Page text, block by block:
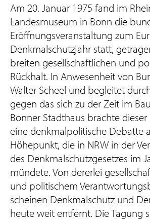
Am 20. Januar 1975 fand im
Landesmuseum in Bonn die
Eröffnungsveranstaltung zum
Denkmalschutzjahr statt,
breiten gesellschaftlichen und
Rückhalt. In Anwesenheit von
Walter Scheel und begleitet
gegen das sich zu der Zeit im
Bonner Stadthaus brachte
eine denkmalpolitische Debatte
Höhepunkt, die in NRW in der
des Denkmalschutzgesetzes im
mündete. Von dererlei
und politischem
scheinen Denkmalschutz und
heute weit entfernt. Die Tagung